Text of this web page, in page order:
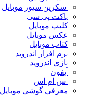
اسکرین سیور موبایل
پاکت پی سی
کلیپ موبایل
عکس موبایل
کتاب موبایل
نرم افزار اندروید
بازی اندروید
آیفون
اس ام اس
معرفی گوشی موبایل